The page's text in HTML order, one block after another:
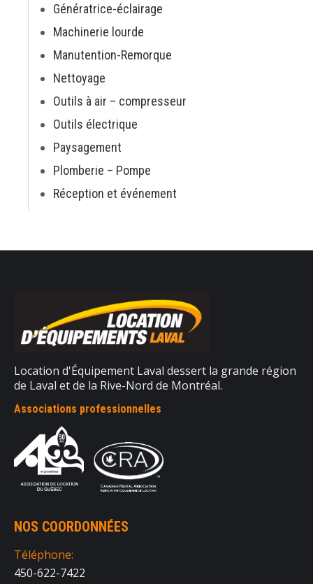
Génératrice-éclairage
Machinerie lourde
Manutention-Remorque
Nettoyage
Outils à air – compresseur
Outils électrique
Paysagement
Plomberie – Pompe
Réception et événement
Location d'Équipement Laval dessert la grande région
de Laval et de la Rive-Nord de Montréal.
Associations professionnelles
NOS COORDONNÉES
Téléphone:
450-622-7422